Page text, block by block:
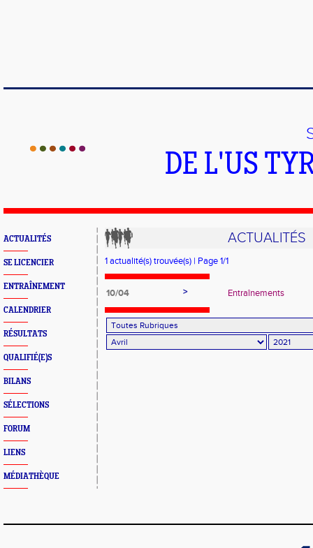
DE L'US
ACTUALITÉS
SE LICENCIER
ENTRAÎNEMENT
CALENDRIER
RÉSULTATS
QUALIFIÉ(E)S
BILANS
SÉLECTIONS
FORUM
LIENS
MÉDIATHÈQUE
ACTUALITÉS
1 actualité(s) trouvée(s) | Page 1/1
10/04 > Entraînements